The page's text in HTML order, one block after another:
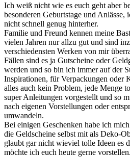
Ich weiß nicht wie es euch geht aber
besonderen Geburtstage und Anlässe,
nicht schnell genug hinterher.
Familie und Freund kennen meine
vielen Jahren nur allzu gut und sind
verschiedensten Werken von mir
Fällen sind es ja Gutscheine oder
werden und so bin ich immer auf der
Inspirationen, für Verpackungen oder
alles auch kein Problem, jede Menge
super Anleitungen vorgestellt und so
nach eigenen Vorstellungen oder
umwandeln.
Bei einigen Geschenken habe ich
die Geldscheine selbst mit als Deko-
glaubt gar nicht wieviel tolle Ideen es
möchte ich euch heute gerne vorstellen.